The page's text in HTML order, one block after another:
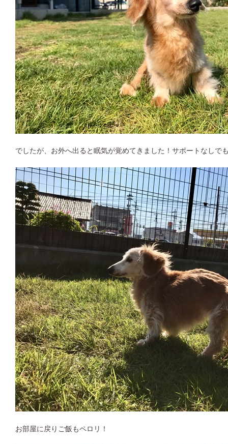
でしたが、お外へ出ると眠気が覚めてきました！サポートなしで
お部屋に戻りご飯もペロリ！